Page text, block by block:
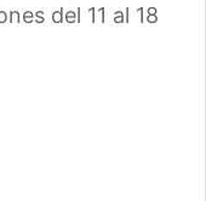
del 11 al 18